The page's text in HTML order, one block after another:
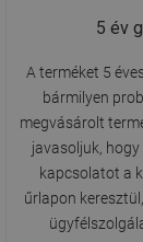
5 év
A terméket 5
bármilyen
megvásárolt
javasoljuk, hogy
kapcsolatot a
űrlapon